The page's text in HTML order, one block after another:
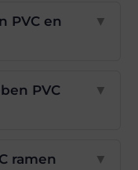
PVC en
▼
PVC
▼
ramen ▼